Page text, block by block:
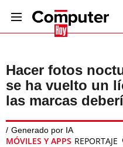
Hacer fotos
se ha vuelto un
las marcas
Generado por IA
MÓVILES Y APPS REPORTAJE